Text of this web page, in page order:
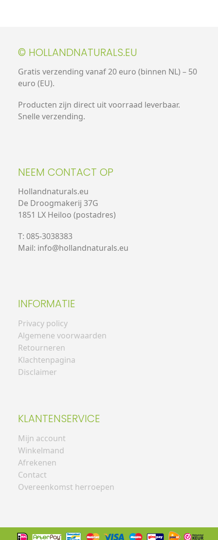
© HOLLANDNATURALS.EU
Gratis verzending vanaf 20 euro (binnen NL) – 50
euro (EU).
Producten zijn direct uit voorraad leverbaar.
Snelle verzending.
NEEM CONTACT OP
Hollandnaturals.eu
De Droogmakerij 37G
1851 LX Heiloo (postadres)
T: 085-3038383
Mail: info@hollandnaturals.eu
INFORMATIE
Privacy policy
Algemene voorwaarden
Retourneren
Klachtenpagina
Disclaimer
KLANTENSERVICE
Mijn account
Winkelmand
Afrekenen
Contact
Overeenkomst herroepen